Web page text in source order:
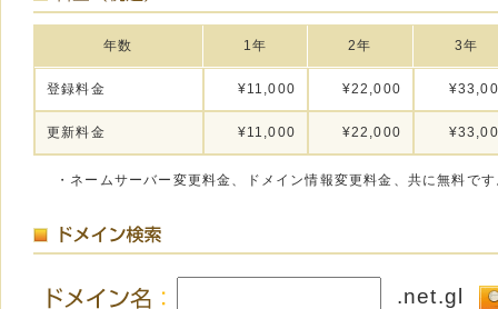
年数 1年 2年 3年
登録料金 ¥11,000 ¥22,000
更新料金 ¥11,000 ¥22,000
・ネームサーバー変更料金、ドメイン情報変更料金、共に無料で
.net.gl